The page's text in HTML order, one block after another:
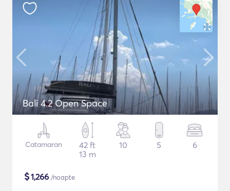
Bali 4.2 Open Space
Catamaran
42 ft
13 m
10 5 6
$1,266 /noapte